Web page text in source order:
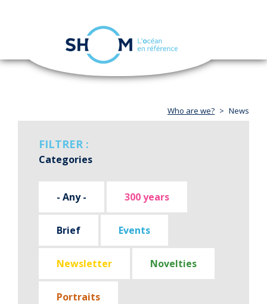
Skip
navigation
Who are we? News
FILTRER :
Categories
- Any - 300 years
Brief Events
Newsletter Novelties
Portraits